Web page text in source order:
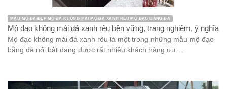
MẪU MỘ ĐÁ ĐẸP MỘ ĐÁ KHÔNG MÁI MỘ ĐÁ XANH RÊU MỘ ĐẠO BẰNG ĐÁ
Mộ đạo không mái đá xanh rêu bền vững, trang nghiêm, ý nghĩa
Mộ đạo không mái đá xanh rêu là một trong những mẫu mộ đạo
bằng đá nổi bật đang được rất nhiều khách hàng ưu ...